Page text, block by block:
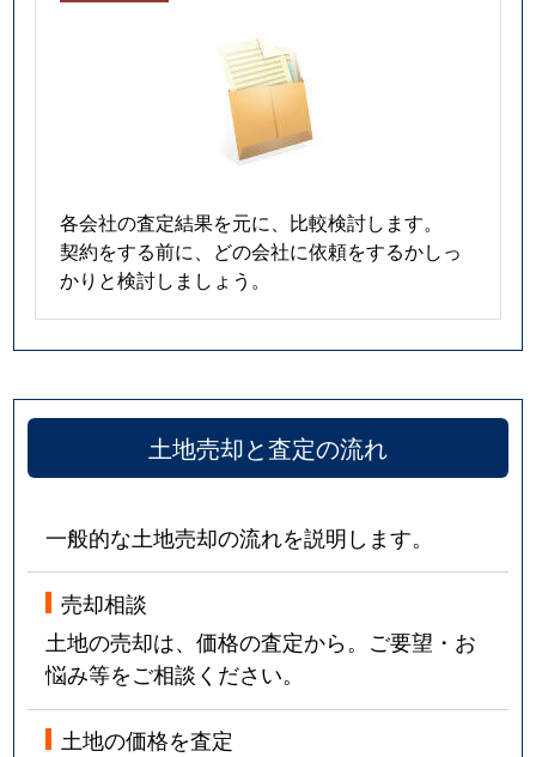
各会社の査定結果を元に、比較検討します。
契約をする前に、どの会社に依頼をするかしっ
かりと検討しましょう。
土地売却と査定の流れ
一般的な土地売却の流れを説明します。
売却相談
土地の売却は、価格の査定から。ご要望・お
悩み等をご相談ください。
土地の価格を査定